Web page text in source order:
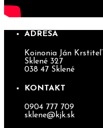
ADRESA
Koinonia Ján Krstiteľ
Sklené 327
038 47 Sklené
KONTAKT
0904 777 709
sklene@kjk.sk